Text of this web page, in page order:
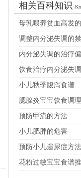
相关百科知识
母乳喂养贫血高发
调整内分泌失调的
内分泌失调的治疗
饮食治疗内分泌失
小儿秋季腹泻食谱
腮腺炎宝宝饮食调理
预防甲流的方法
小儿肥胖的危害
预防小儿遗尿症方法
花粉过敏宝宝食谱